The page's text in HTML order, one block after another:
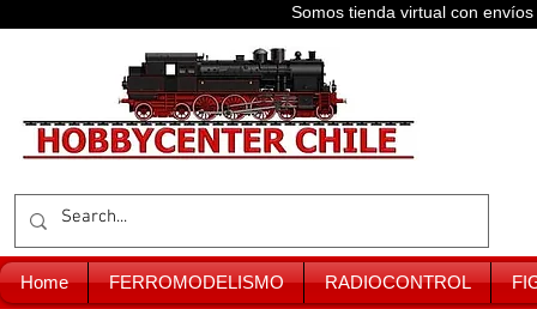
Somos tienda virtual con
Home FERROMODELISMO RADIOCONTROL